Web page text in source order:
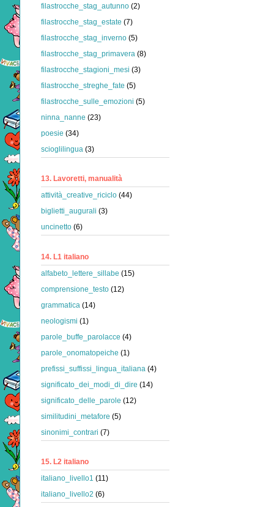
filastrocche_stag_autunno (2)
filastrocche_stag_estate (7)
filastrocche_stag_inverno (5)
filastrocche_stag_primavera (8)
filastrocche_stagioni_mesi (3)
filastrocche_streghe_fate (5)
filastrocche_sulle_emozioni (5)
ninna_nanne (23)
poesie (34)
scioglilingua (3)
13. Lavoretti, manualità
attività_creative_riciclo (44)
biglietti_augurali (3)
uncinetto (6)
14. L1 italiano
alfabeto_lettere_sillabe (15)
comprensione_testo (12)
grammatica (14)
neologismi (1)
parole_buffe_parolacce (4)
parole_onomatopeiche (1)
prefissi_suffissi_lingua_italiana (4)
significato_dei_modi_di_dire (14)
significato_delle_parole (12)
similitudini_metafore (5)
sinonimi_contrari (7)
15. L2 italiano
italiano_livello1 (11)
italiano_livello2 (6)